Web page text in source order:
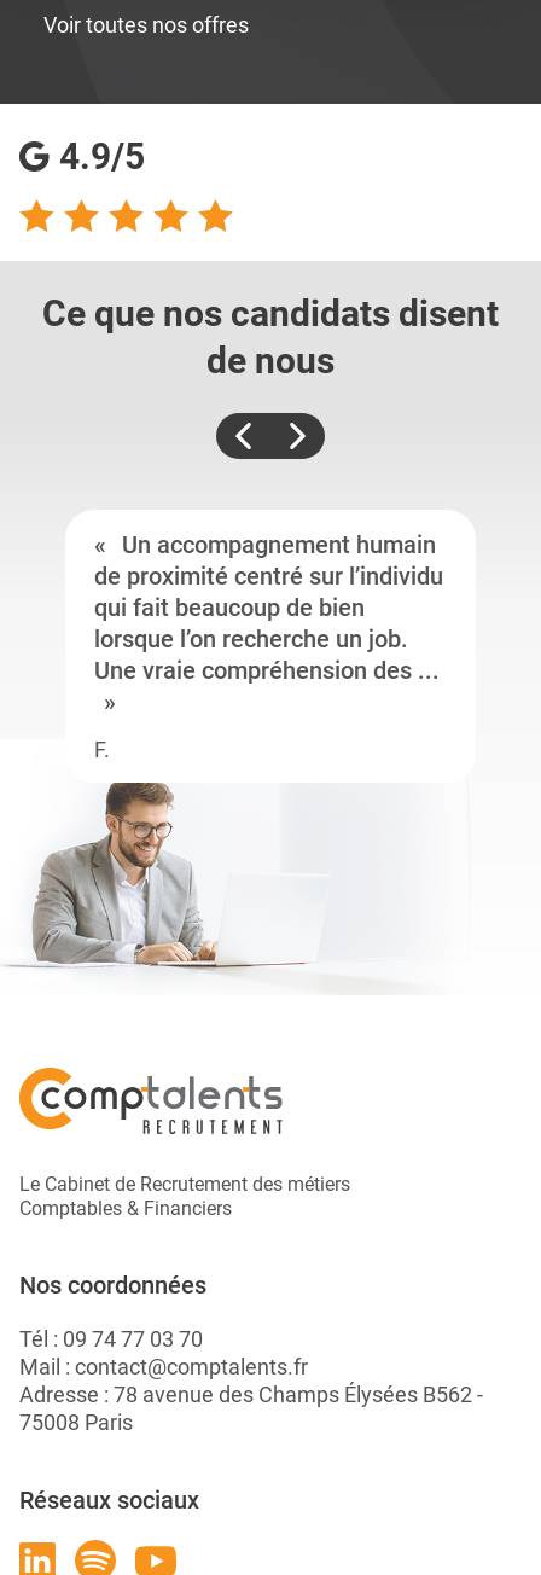
Voir toutes nos offres
4.9/5
Ce que nos candidats disent
de nous
Un accompagnement humain
de proximité centré sur l’individu
qui fait beaucoup de bien
lorsque l’on recherche un job.
Une vraie compréhension des ...
F.
Le Cabinet de Recrutement des métiers
Comptables & Financiers
Nos coordonnées
Tél : 09 74 77 03 70
Mail : contact@comptalents.fr
Adresse : 78 avenue des Champs Élysées B562 -
75008 Paris
Réseaux sociaux